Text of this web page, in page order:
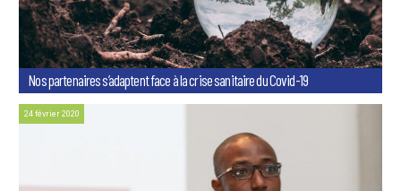
Nos partenaires s’adaptent face à la crise sanitaire du Covid-19
24 février 2020